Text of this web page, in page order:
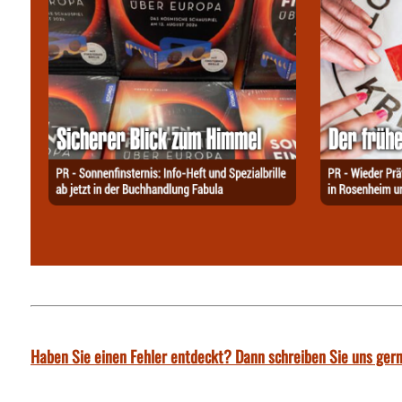
Haben Sie einen Fehler entdeckt? Dann schreiben Sie uns